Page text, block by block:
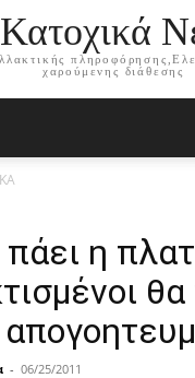
Κατοχικά
χαρούμενης διάθεσης
η
θα
- 06/25/2011